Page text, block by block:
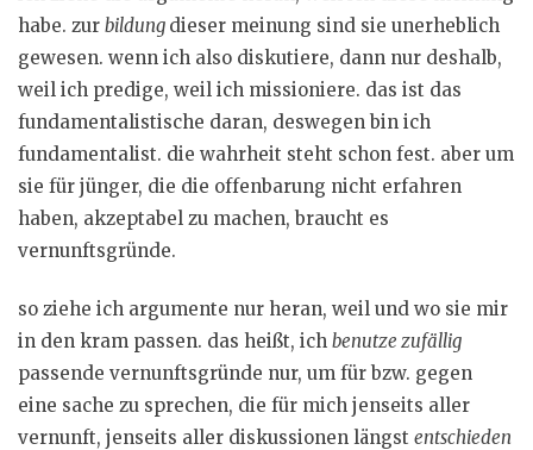
habe. zur bildung dieser meinung sind sie unerheblich
gewesen. wenn ich also diskutiere, dann nur deshalb,
weil ich predige, weil ich missioniere. das ist das
fundamentalistische daran, deswegen bin ich
fundamentalist. die wahrheit steht schon fest. aber um
sie für jünger, die die offenbarung nicht erfahren
haben, akzeptabel zu machen, braucht es
vernunftsgründe.
so ziehe ich argumente nur heran, weil und wo sie mir
in den kram passen. das heißt, ich benutze zufällig
passende vernunftsgründe nur, um für bzw. gegen
eine sache zu sprechen, die für mich jenseits aller
vernunft, jenseits aller diskussionen längst entschieden